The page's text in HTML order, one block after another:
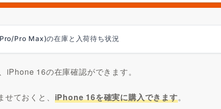
Pro Max)の在庫と入荷待ち状況
16の在庫確認ができます。
ておくと、 iPhone 16を確実に購入できます。